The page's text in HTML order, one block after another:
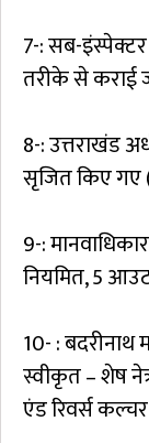
7-: सब-
तरीके से कराई
8-: उत्तराखंड
सृजित किए गए
9-:
नियमित, 5
10- : बदरीनाथ
स्वीकृत – शेष
एंड रिवर्स